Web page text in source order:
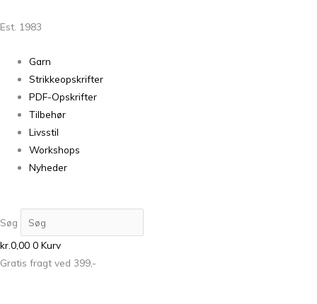
Est. 1983
Garn
Strikkeopskrifter
PDF-Opskrifter
Tilbehør
Livsstil
Workshops
Nyheder
Søg
kr.0,00 0 Kurv
Gratis fragt ved 399,-